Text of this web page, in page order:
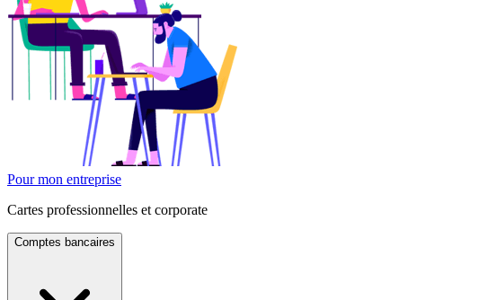
Pour mon entreprise
Cartes professionnelles et corporate
Comptes bancaires